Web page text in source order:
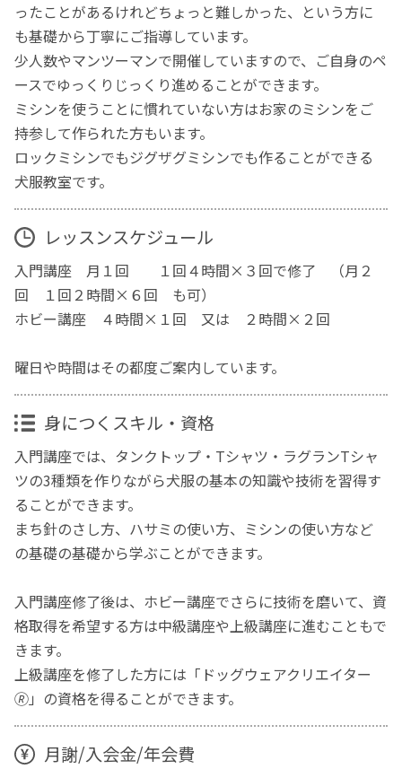
ったことがあるけれどちょっと難しかった、という方に
も基礎から丁寧にご指導しています。
少人数やマンツーマンで開催していますので、ご自身のペ
ースでゆっくりじっくり進めることができます。
ミシンを使うことに慣れていない方はお家のミシンをご
持参して作られた方もいます。
ロックミシンでもジグザグミシンでも作ることができる
犬服教室です。
レッスンスケジュール
入門講座 月１回 １回４時間×３回で修了 （月２
回 １回２時間×６回 も可）
ホビー講座 ４時間×１回 又は ２時間×２回
曜日や時間はその都度ご案内しています。
身につくスキル・資格
入門講座では、タンクトップ・Tシャツ・ラグランTシャ
ツの3種類を作りながら犬服の基本の知識や技術を習得す
ることができます。
まち針のさし方、ハサミの使い方、ミシンの使い方など
の基礎の基礎から学ぶことができます。
入門講座修了後は、ホビー講座でさらに技術を磨いて、資
格取得を希望する方は中級講座や上級講座に進むこともで
きます。
上級講座を修了した方には「ドッグウェアクリエイター
🄬」の資格を得ることができます。
月謝/入会金/年会費